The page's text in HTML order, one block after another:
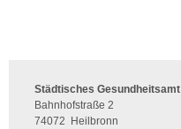
Städtisches Gesundheitsamt
Bahnhofstraße 2
74072
Heilbronn